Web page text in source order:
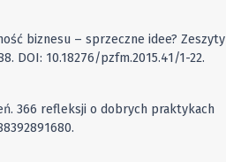
biznesu – sprzeczne idee? Zeszyty
DOI: 10.18276/pzfm.2015.41/1-22.
366 refleksji o dobrych praktykach